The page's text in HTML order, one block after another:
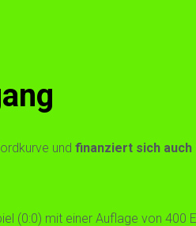
und finanziert sich auch
(0:0) mit einer Auflage von 400